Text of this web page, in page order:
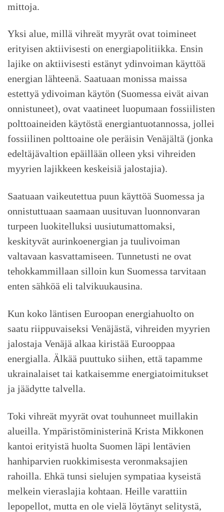
mittoja.
Yksi alue, millä vihreät myyrät ovat toimineet
erityisen aktiivisesti on energiapolitiikka. Ensin
lajike on aktiivisesti estänyt ydinvoiman käyttöä
energian lähteenä. Saatuaan monissa maissa
estettyä ydivoiman käytön (Suomessa eivät aivan
onnistuneet), ovat vaatineet luopumaan fossiilisten
polttoaineiden käytöstä energiantuotannossa, jollei
fossiilinen polttoaine ole peräisin Venäjältä (jonka
edeltäjävaltion epäillään olleen yksi vihreiden
myyrien lajikkeen keskeisiä jalostajia).
Saatuaan vaikeutettua puun käyttöä Suomessa ja
onnistuttuaan saamaan uusituvan luonnonvaran
turpeen luokitelluksi uusiutumattomaksi,
keskityvät aurinkoenergian ja tuulivoiman
valtavaan kasvattamiseen. Tunnetusti ne ovat
tehokkammillaan silloin kun Suomessa tarvitaan
enten sähköä eli talvikuukausina.
Kun koko läntisen Euroopan energiahuolto on
saatu riippuvaiseksi Venäjästä, vihreiden myyrien
jalostaja Venäjä alkaa kiristää Eurooppaa
energialla. Älkää puuttuko siihen, että tapamme
ukrainalaiset tai katkaisemme energiatoimitukset
ja jäädytte talvella.
Toki vihreät myyrät ovat touhunneet muillakin
alueilla. Ympäristöministerinä Krista Mikkonen
kantoi erityistä huolta Suomen läpi lentävien
hanhiparvien ruokkimisesta veronmaksajien
rahoilla. Ehkä tunsi sielujen sympatiaa kyseistä
melkein vieraslajia kohtaan. Heille varattiin
lepopellot, mutta en ole vielä löytänyt selitystä,